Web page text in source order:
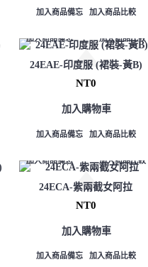
加入商品備忘 加入商品比較
加入商品備忘 加入商品比較
24EAE-印度服 (裙裝-黃B)
NT0
加入購物車
加入商品備忘 加入商品比較
加入商品備忘 加入商品比較
24ECA-紫兩截女阿拉
NT0
加入購物車
加入商品備忘 加入商品比較